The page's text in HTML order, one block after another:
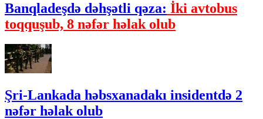
Banqladeşdə dəhşətli qəza: İki avtobus
toqquşub, 8 nəfər həlak olub
Şri-Lankada həbsxanadakı insidentdə 2
nəfər həlak olub